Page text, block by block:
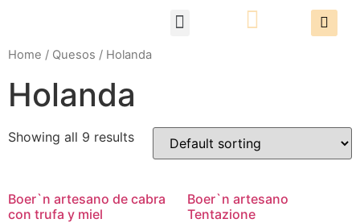
Home / Quesos / Holanda
Holanda
Showing all 9 results
Boer`n artesano de cabra
con trufa y miel
Boer`n artesano
Tentazione